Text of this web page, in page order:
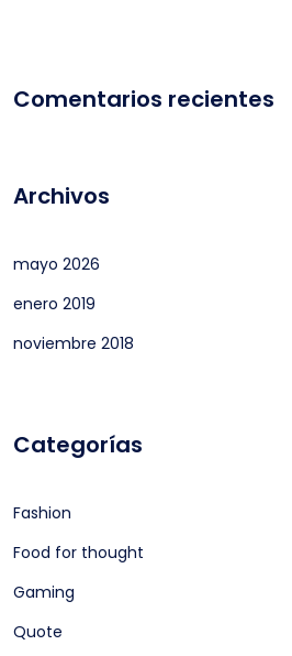
Comentarios recientes
Archivos
mayo 2026
enero 2019
noviembre 2018
Categorías
Fashion
Food for thought
Gaming
Quote